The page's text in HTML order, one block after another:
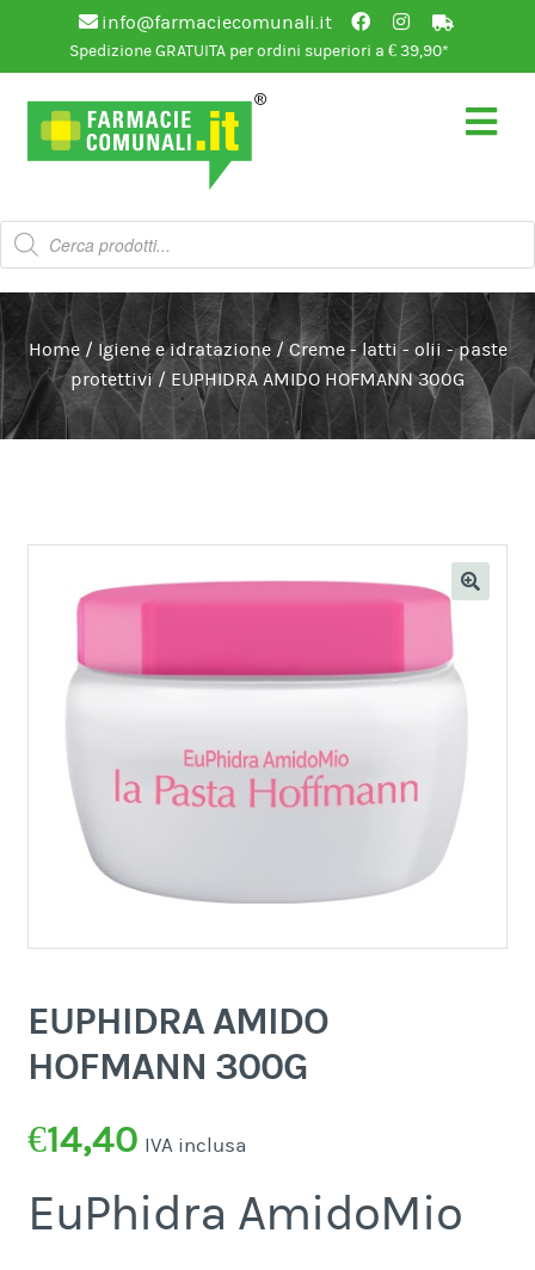
info@farmaciecomunali.it
Spedizione GRATUITA per ordini superiori a € 39,90*
Vai
alla
navigazione
Vai
al
contenuto
Products
search
Home / Igiene e idratazione /Creme - latti - olii - paste
protettivi / EUPHIDRA AMIDO HOFMANN 300G
EUPHIDRA AMIDO
HOFMANN 300G
€14,40 IVA inclusa
EuPhidra AmidoMio